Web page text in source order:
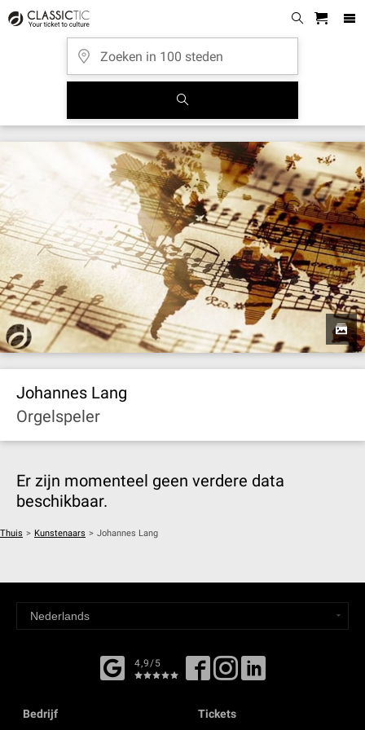
Johannes Lang
Orgelspeler
Er zijn momenteel geen verdere data
beschikbaar.
Thuis > Kunstenaars > Johannes Lang
4,9/5
Bedrijf Tickets